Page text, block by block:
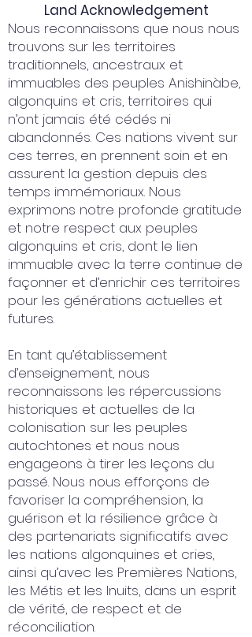
Land Acknowledgement
Nous reconnaissons que nous nous
trouvons sur les territoires
traditionnels, ancestraux et
immuables des peuples Anishinàbe,
algonquins et cris, territoires qui
n’ont jamais été cédés ni
abandonnés. Ces nations vivent sur
ces terres, en prennent soin et en
assurent la gestion depuis des
temps immémoriaux. Nous
exprimons notre profonde gratitude
et notre respect aux peuples
algonquins et cris, dont le lien
immuable avec la terre continue de
façonner et d’enrichir ces territoires
pour les générations actuelles et
futures.
En tant qu’établissement
d’enseignement, nous
reconnaissons les répercussions
historiques et actuelles de la
colonisation sur les peuples
autochtones et nous nous
engageons à tirer les leçons du
passé. Nous nous efforçons de
favoriser la compréhension, la
guérison et la résilience grâce à
des partenariats significatifs avec
les nations algonquines et cries,
ainsi qu’avec les Premières Nations,
les Métis et les Inuits, dans un esprit
de vérité, de respect et de
réconciliation.